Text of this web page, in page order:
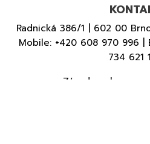
Radnická 386/1 | 602 00
Mobile: +420 608 970 996
734 621
Zásady ochrany